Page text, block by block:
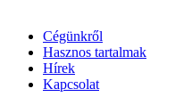
Cégünkről
Hasznos tartalmak
Hírek
Kapcsolat